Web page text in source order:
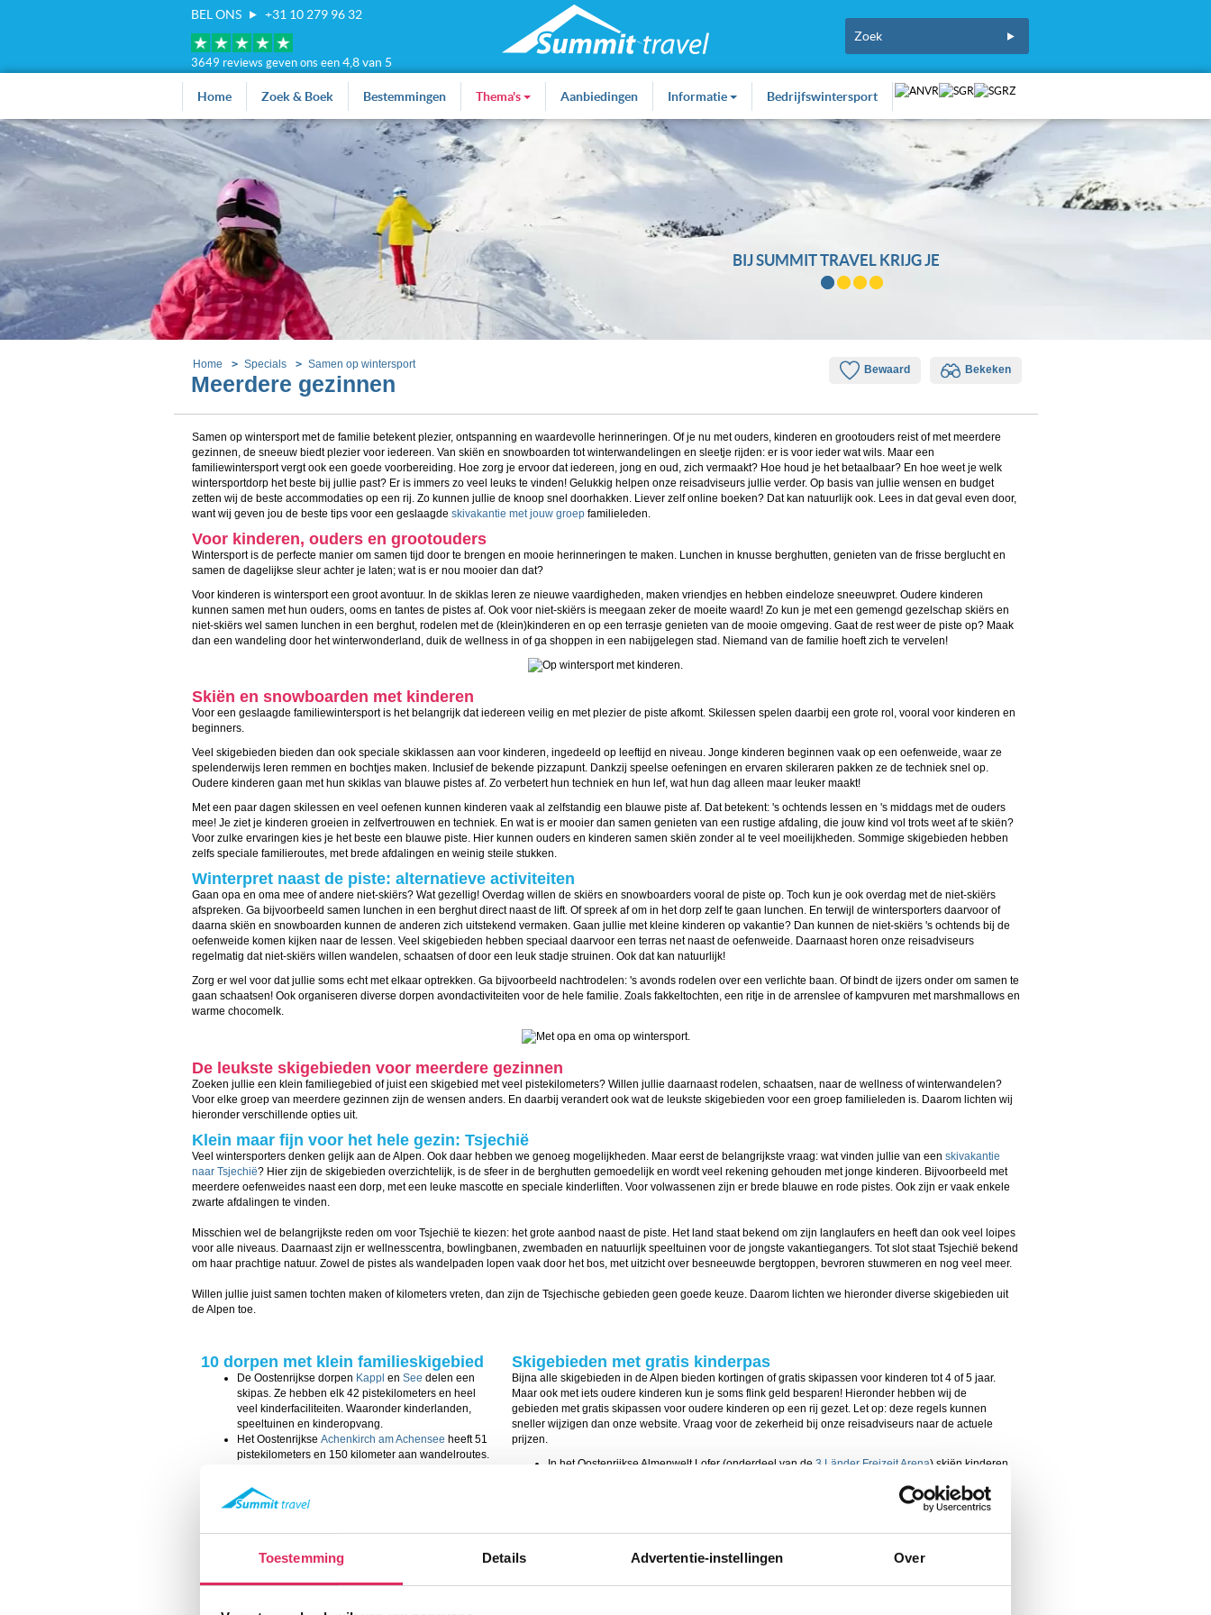
Toestemming Details Advertentie-instellingen Over
BEL ONS +31 10 279 96 32
3649 reviews geven ons een 4,8 van 5
Home Zoek & Boek Bestemmingen Thema's Aanbiedingen Informatie Bedrijfswintersport
BIJ SUMMIT TRAVEL KRIJG JE
Bewaard Bekeken
Home Specials Samen op wintersport
Meerdere gezinnen
Samen op wintersport met de familie betekent plezier, ontspanning en waardevolle herinneringen. Of je nu met ouders, kinderen en grootouders reist of met meerdere
gezinnen, de sneeuw biedt plezier voor iedereen. Van skiën en snowboarden tot winterwandelingen en sleetje rijden: er is voor ieder wat wils. Maar een
familiewintersport vergt ook een goede voorbereiding. Hoe zorg je ervoor dat iedereen, jong en oud, zich vermaakt? Hoe houd je het betaalbaar? En hoe weet je welk
wintersportdorp het beste bij jullie past? Er is immers zo veel leuks te vinden! Gelukkig helpen onze reisadviseurs jullie verder. Op basis van jullie wensen en budget
zetten wij de beste accommodaties op een rij. Zo kunnen jullie de knoop snel doorhakken. Liever zelf online boeken? Dat kan natuurlijk ook. Lees in dat geval even door,
want wij geven jou de beste tips voor een geslaagde skivakantie met jouw groepfamilieleden.
Voor kinderen, ouders en grootouders
Wintersport is de perfecte manier om samen tijd door te brengen en mooie herinneringen te maken. Lunchen in knusse berghutten, genieten van de frisse berglucht en
samen de dagelijkse sleur achter je laten; wat is er nou mooier dan dat?
Voor kinderen is wintersport een groot avontuur. In de skiklas leren ze nieuwe vaardigheden, maken vriendjes en hebben eindeloze sneeuwpret. Oudere kinderen
kunnen samen met hun ouders, ooms en tantes de pistes af. Ook voor niet-skiërs is meegaan zeker de moeite waard! Zo kun je met een gemengd gezelschap skiërs en
niet-skiërs wel samen lunchen in een berghut, rodelen met de (klein)kinderen en op een terrasje genieten van de mooie omgeving. Gaat de rest weer de piste op? Maak
dan een wandeling door het winterwonderland, duik de wellness in of ga shoppen in een nabijgelegen stad. Niemand van de familie hoeft zich te vervelen!
Skiën en snowboarden met kinderen
Voor een geslaagde familiewintersport is het belangrijk dat iedereen veilig en met plezier de piste afkomt. Skilessen spelen daarbij een grote rol, vooral voor kinderen en
beginners.
Veel skigebieden bieden dan ook speciale skiklassen aan voor kinderen, ingedeeld op leeftijd en niveau. Jonge kinderen beginnen vaak op een oefenweide, waar ze
spelenderwijs leren remmen en bochtjes maken. Inclusief de bekende pizzapunt. Dankzij speelse oefeningen en ervaren skileraren pakken ze de techniek snel op.
Oudere kinderen gaan met hun skiklas van blauwe pistes af. Zo verbetert hun techniek en hun lef, wat hun dag alleen maar leuker maakt!
Met een paar dagen skilessen en veel oefenen kunnen kinderen vaak al zelfstandig een blauwe piste af. Dat betekent: 's ochtends lessen en 's middags met de ouders
mee! Je ziet je kinderen groeien in zelfvertrouwen en techniek. En wat is er mooier dan samen genieten van een rustige afdaling, die jouw kind vol trots weet af te skiën?
Voor zulke ervaringen kies je het beste een blauwe piste. Hier kunnen ouders en kinderen samen skiën zonder al te veel moeilijkheden. Sommige skigebieden hebben
zelfs speciale familieroutes, met brede afdalingen en weinig steile stukken.
Winterpret naast de piste: alternatieve activiteiten
Gaan opa en oma mee of andere niet-skiërs? Wat gezellig! Overdag willen de skiërs en snowboarders vooral de piste op. Toch kun je ook overdag met de niet-skiërs
afspreken. Ga bijvoorbeeld samen lunchen in een berghut direct naast de lift. Of spreek af om in het dorp zelf te gaan lunchen. En terwijl de wintersporters daarvoor of
daarna skiën en snowboarden kunnen de anderen zich uitstekend vermaken. Gaan jullie met kleine kinderen op vakantie? Dan kunnen de niet-skiërs 's ochtends bij de
oefenweide komen kijken naar de lessen. Veel skigebieden hebben speciaal daarvoor een terras net naast de oefenweide. Daarnaast horen onze reisadviseurs
regelmatig dat niet-skiërs willen wandelen, schaatsen of door een leuk stadje struinen. Ook dat kan natuurlijk!
Zorg er wel voor dat jullie soms echt met elkaar optrekken. Ga bijvoorbeeld nachtrodelen: 's avonds rodelen over een verlichte baan. Of bindt de ijzers onder om samen te
gaan schaatsen! Ook organiseren diverse dorpen avondactiviteiten voor de hele familie. Zoals fakkeltochten, een ritje in de arrenslee of kampvuren met marshmallows en
warme chocomelk.
De leukste skigebieden voor meerdere gezinnen
Zoeken jullie een klein familiegebied of juist een skigebied met veel pistekilometers? Willen jullie daarnaast rodelen, schaatsen, naar de wellness of winterwandelen?
Voor elke groep van meerdere gezinnen zijn de wensen anders. En daarbij verandert ook wat de leukste skigebieden voor een groep familieleden is. Daarom lichten wij
hieronder verschillende opties uit.
Klein maar fijn voor het hele gezin: Tsjechië
Veel wintersporters denken gelijk aan de Alpen. Ook daar hebben we genoeg mogelijkheden. Maar eerst de belangrijkste vraag: wat vinden jullie van een skivakantie
naar Tsjechië? Hier zijn de skigebieden overzichtelijk, is de sfeer in de berghutten gemoedelijk en wordt veel rekening gehouden met jonge kinderen. Bijvoorbeeld met
meerdere oefenweides naast een dorp, met een leuke mascotte en speciale kinderliften. Voor volwassenen zijn er brede blauwe en rode pistes. Ook zijn er vaak enkele
zwarte afdalingen te vinden.
Misschien wel de belangrijkste reden om voor Tsjechië te kiezen: het grote aanbod naast de piste. Het land staat bekend om zijn langlaufers en heeft dan ook veel loipes
voor alle niveaus. Daarnaast zijn er wellnesscentra, bowlingbanen, zwembaden en natuurlijk speeltuinen voor de jongste vakantiegangers. Tot slot staat Tsjechië bekend
om haar prachtige natuur. Zowel de pistes als wandelpaden lopen vaak door het bos, met uitzicht over besneeuwde bergtoppen, bevroren stuwmeren en nog veel meer.
Willen jullie juist samen tochten maken of kilometers vreten, dan zijn de Tsjechische gebieden geen goede keuze. Daarom lichten we hieronder diverse skigebieden uit
de Alpen toe.
10 dorpen met klein familieskigebied
De Oostenrijkse dorpen Kappl en See delen een
skipas. Ze hebben elk 42 pistekilometers en heel
veel kinderfaciliteiten. Waaronder kinderlanden,
speeltuinen en kinderopvang.
Het Oostenrijkse Achenkirch am Achensee heeft 51
pistekilometers en 150 kilometer aan wandelroutes.
de vele blauwe pistes.
Het Oostenrijkse
kom je elkaar steeds weer tegen.
pistekilometers. Met oefenliften in het dorp en een
Skigebieden met gratis kinderpas
Bijna alle skigebieden in de Alpen bieden kortingen of gratis skipassen voor kinderen tot 4 of 5 jaar.
Maar ook met iets oudere kinderen kun je soms flink geld besparen! Hieronder hebben wij de
gebieden met gratis skipassen voor oudere kinderen op een rij gezet. Let op: deze regels kunnen
sneller wijzigen dan onze website. Vraag voor de zekerheid bij onze reisadviseurs naar de actuele
prijzen.
In het Oostenrijkse Almenwelt Lofer (onderdeel van de 3 Länder Freizeit Arena) skiën kinderen
Het Oostenrijkse Ischgl-Samnaun biedt gratis skipassen voor kinderen tot 10, als een ouder
Matterhorn Ski Paradisekunnen kinderen tot 9 jaar gratis skiën of
kinderen.